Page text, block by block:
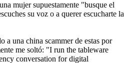
mujer supuestamente "busque el
su voz o a querer escucharte la
a una china scammer de estas por
me soltó: "I run the tableware
conversation for digital